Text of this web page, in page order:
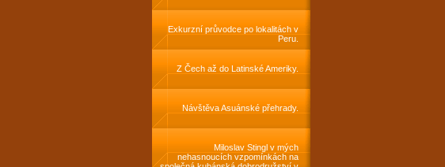
Exkurzní průvodce po lokalitách v
Peru.
Z Čech až do Latinské Ameriky.
Návštěva Asuánské přehrady.
Miloslav Stingl v mých
nehasnoucích vzpomínkách na